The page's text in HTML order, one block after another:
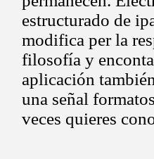
estructurado de
modifica per la
filosofía y
aplicación
una señal
veces quieres